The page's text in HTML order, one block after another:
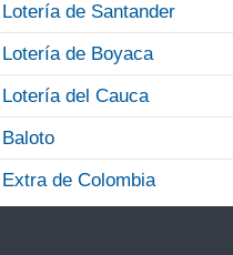
Lotería de Santander
Lotería de Boyaca
Lotería del Cauca
Baloto
Extra de Colombia